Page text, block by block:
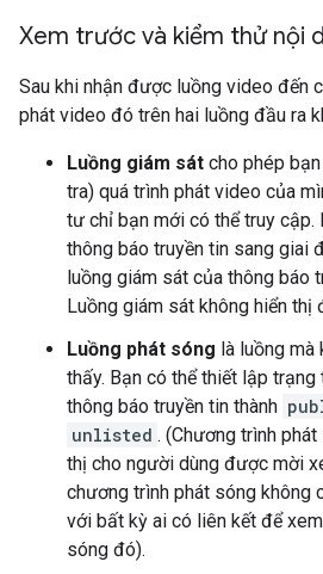
Xem trước và kiểm thử nội
Sau khi nhận được luồng video đến
phát video đó trên hai luồng đầu ra
Luồng giám sát cho phép
tra) quá trình phát video của
tư chỉ bạn mới có thể truy cập.
thông báo truyền tin sang giai
luồng giám sát của thông báo
Luồng giám sát không hiển thị
Luồng phát sóng là luồng mà
thấy. Bạn có thể thiết lập
thông báo truyền tin thành
unlisted . (Chương trình
thị cho người dùng được mời
chương trình phát sóng không
với bất kỳ ai có liên kết để
sóng đó).